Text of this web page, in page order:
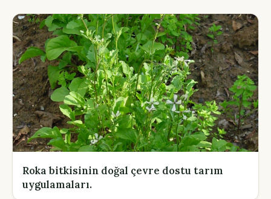
Roka bitkisinin doğal çevre dostu tarım
uygulamaları.